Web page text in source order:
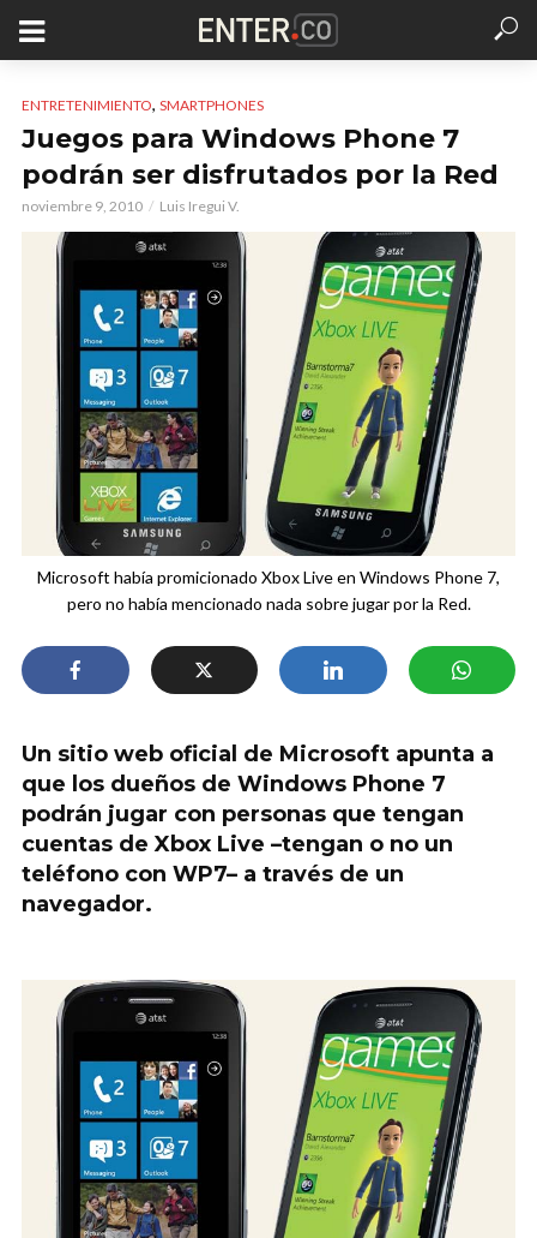
ENTRETENIMIENTO, SMARTPHONES
Juegos para Windows Phone 7
podrán ser disfrutados por la Red
noviembre 9, 2010 Luis Iregui V.
Microsoft había promicionado Xbox Live en Windows Phone 7,
pero no había mencionado nada sobre jugar por la Red.
Un sitio web oficial de Microsoft apunta a
que los dueños de Windows Phone 7
podrán jugar con personas que tengan
cuentas de Xbox Live –tengan o no un
teléfono con WP7– a través de un
navegador.